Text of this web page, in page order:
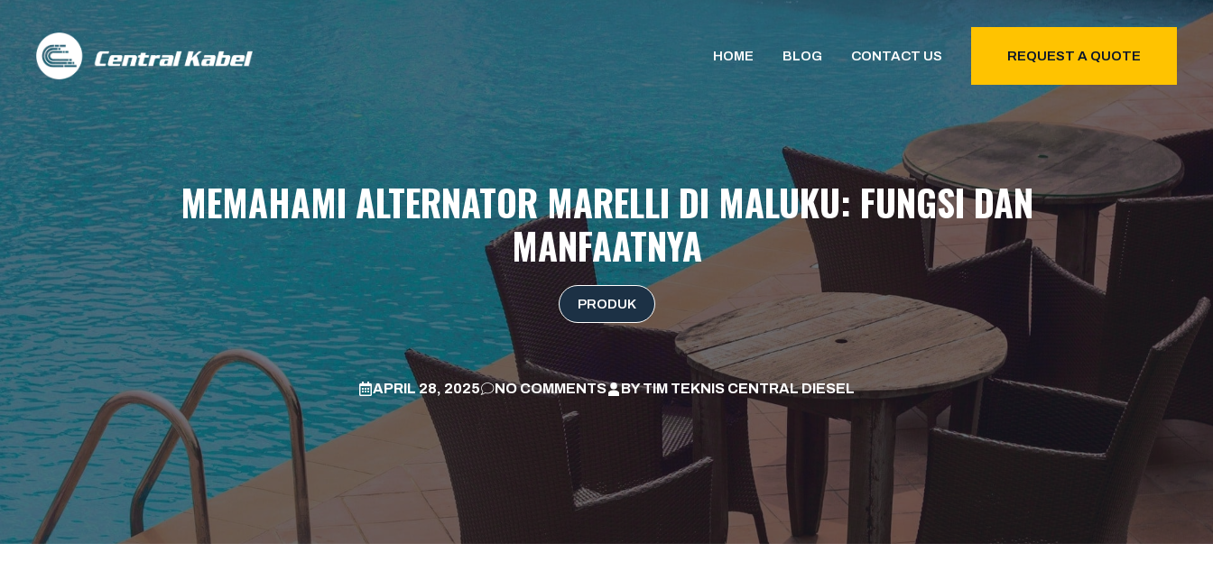
to
content
HOME BLOG CONTACT US REQUEST A QUOTE
MEMAHAMI ALTERNATOR MARELLI DI MALUKU: FUNGSI DAN
MANFAATNYA
PRODUK
APRIL 28, 2025 NO COMMENTS BYTIM TEKNIS CENTRAL DIESEL